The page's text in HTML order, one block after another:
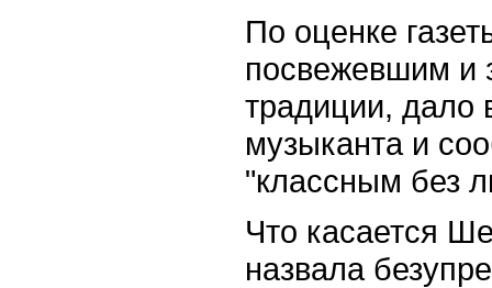
По оценке
посвежевшим и
традиции, дало
музыканта и
"классным без
Что касается
назвала